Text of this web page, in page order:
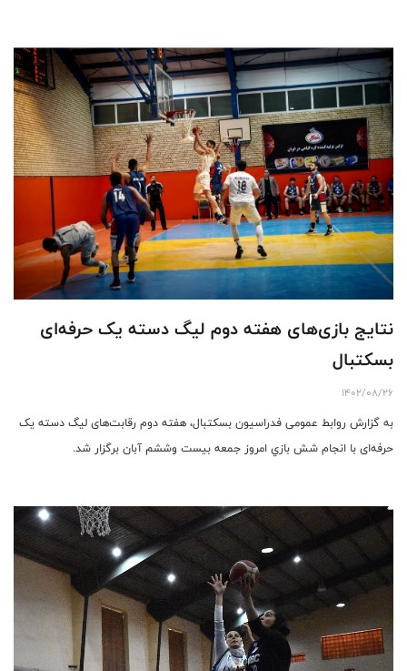
نتایج بازی‌های هفته دوم لیگ دسته یک حرفه‌ای
بسکتبال
1402/08/26
به گزارش روابط عمومی فدراسیون بسکتبال، هفته دوم رقابت‌های لیگ دسته یک
حرفه‌ای با انجام شش بازي امروز جمعه بیست وششم آبان برگزار شد.